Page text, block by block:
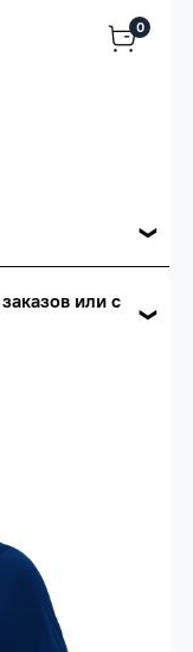
0
вашего
за 6 месяцев -
за 6 месяцев
или с